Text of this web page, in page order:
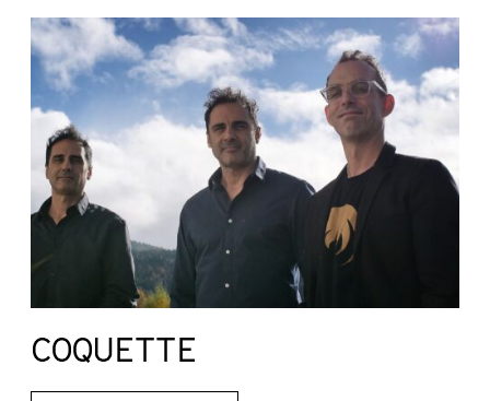
COQUETTE